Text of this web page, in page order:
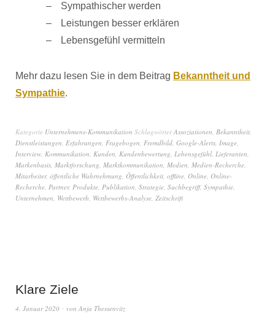
Sympathischer werden
Leistungen besser erklären
Lebensgefühl vermitteln
Mehr dazu lesen Sie in dem Beitrag Bekanntheit und
Sympathie.
Kategorie Unternehmens-Kommunikation SchlagwörterAssoziationen, Bekanntheit,
Dienstleistungen, Erfahrungen, Fragebogen, Fremdbild, Google-Alerts, Image,
Interview, Kommunikation, Kunden, Kundenbewertung, Lebensgefühl, Lieferanten,
Markenbasis, Marktforschung, Marktkommunikation, Medien, Medien-Recherche,
Mitarbeiter, öffentliche Wahrnehmung, Öffentlichkeit, offline, Online, Online-
Recherche, Partner, Produkte, Publikation, Strategie, Suchbegriff, Sympathie,
Unternehmen, Wettbewerb, Wettbewerbs-Analyse, Zeitschrift
Klare Ziele
4. Januar 2020 von Anja Thessenvitz